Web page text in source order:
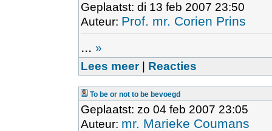
Geplaatst: di 13 feb 2007 23:50
Auteur: Prof. mr. Corien Prins
... »
Lees meer| Reacties
To be or not to be bevoegd
Geplaatst: zo 04 feb 2007 23:05
Auteur: mr. Marieke Coumans